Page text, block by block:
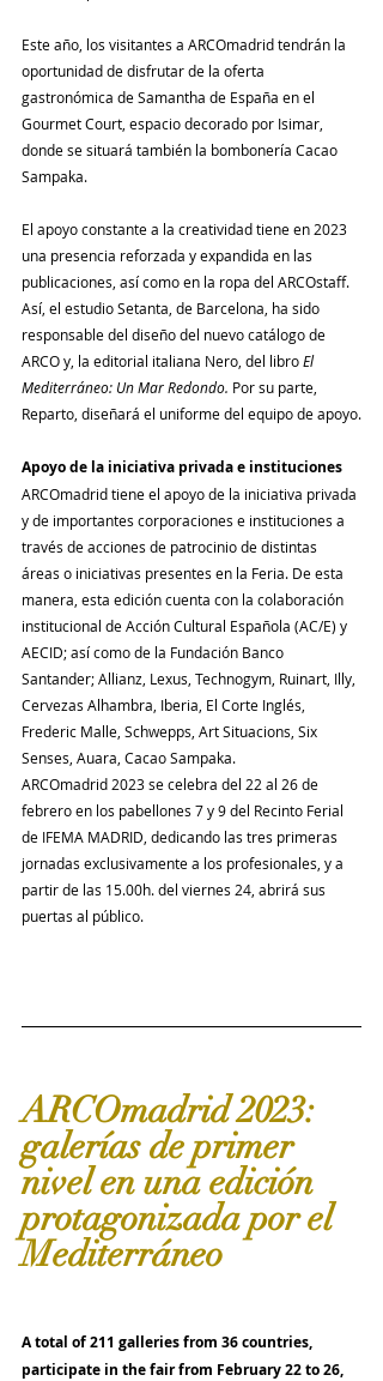
Este año, los visitantes a ARCOmadrid tendrán la
oportunidad de disfrutar de la oferta
gastronómica de Samantha de España en el
Gourmet Court, espacio decorado por Isimar,
donde se situará también la bombonería Cacao
Sampaka.
El apoyo constante a la creatividad tiene en 2023
una presencia reforzada y expandida en las
publicaciones, así como en la ropa del ARCOstaff.
Así, el estudio Setanta, de Barcelona, ha sido
responsable del diseño del nuevo catálogo de
ARCO y, la editorial italiana Nero, del libro El
Mediterráneo: Un Mar Redondo. Por su parte,
Reparto, diseñará el uniforme del equipo de apoyo.
Apoyo de la iniciativa privada e instituciones
ARCOmadrid tiene el apoyo de la iniciativa privada
y de importantes corporaciones e instituciones a
través de acciones de patrocinio de distintas
áreas o iniciativas presentes en la Feria. De esta
manera, esta edición cuenta con la colaboración
institucional de Acción Cultural Española (AC/E) y
AECID; así como de la Fundación Banco
Santander; Allianz, Lexus, Technogym, Ruinart, Illy,
Cervezas Alhambra, Iberia, El Corte Inglés,
Frederic Malle, Schwepps, Art Situacions, Six
Senses, Auara, Cacao Sampaka.
ARCOmadrid 2023 se celebra del 22 al 26 de
febrero en los pabellones 7 y 9 del Recinto Ferial
de IFEMA MADRID, dedicando las tres primeras
jornadas exclusivamente a los profesionales, y a
partir de las 15.00h. del viernes 24, abrirá sus
puertas al público.
ARCOmadrid 2023:
galerías de primer
nivel en una edición
protagonizada por el
Mediterráneo
A total of 211 galleries from 36 countries,
participate in the fair from February 22 to 26,